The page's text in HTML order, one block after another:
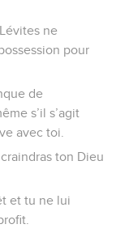
ne
pour
de
s’il s’agit
avec toi.
ton Dieu
et tu ne lui